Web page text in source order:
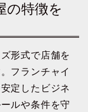
の特徴を
形式で店舗を
フランチャイ
定したビジネ
ルや条件を守